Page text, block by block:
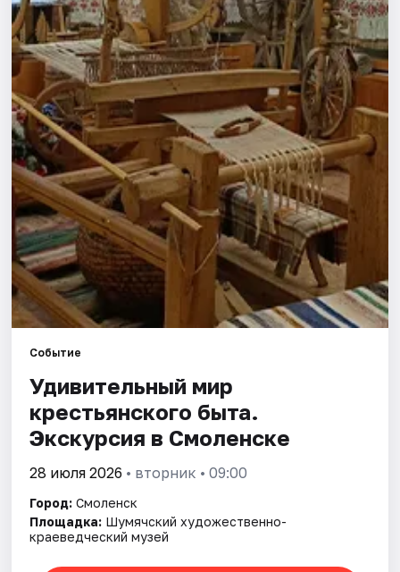
Города
Площадки
Артисты
Рейтинги
Событие
Удивительный мир
крестьянского быта.
Экскурсия в Смоленске
28 июля 2026 • вторник • 09:00
Город: Смоленск
Площадка: Шумячский художественно-
краеведческий музей